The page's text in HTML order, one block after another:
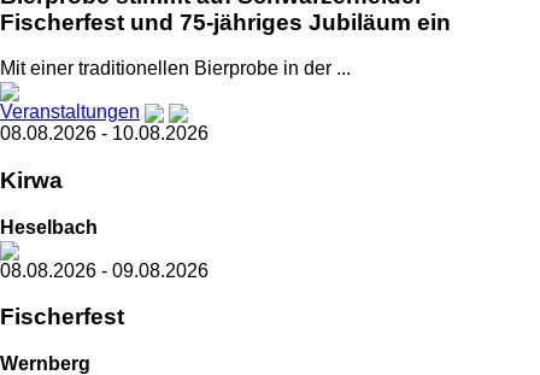
Fischerfest und 75-jähriges Jubiläum ein
Mit einer traditionellen Bierprobe in der ...
Veranstaltungen
08.08.2026 - 10.08.2026
Kirwa
Heselbach
08.08.2026 - 09.08.2026
Fischerfest
Wernberg